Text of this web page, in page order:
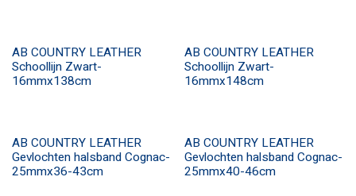
AB COUNTRY LEATHER
Schoollijn Zwart-
16mmx138cm
AB COUNTRY LEATHER
Schoollijn Zwart-
16mmx148cm
AB COUNTRY LEATHER
Gevlochten halsband Cognac-
25mmx36-43cm
AB COUNTRY LEATHER
Gevlochten halsband Cognac-
25mmx40-46cm